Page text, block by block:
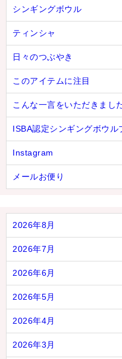
シンギングボウル
ティンシャ
日々のつぶやき
このアイテムに注目
こんな一言をいただきまし
ISBA認定シンギングボウル
Instagram
メールお便り
2026年8月
2026年7月
2026年6月
2026年5月
2026年4月
2026年3月